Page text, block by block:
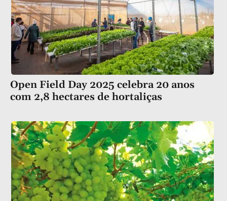
Open Field Day 2025 celebra 20 anos
com 2,8 hectares de hortaliças